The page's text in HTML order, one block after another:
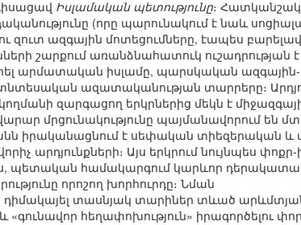
Իսլամական պետությունը։
(որը պարունակում է նաև
ազգային մոտեցումները, էապես
շարքում առանձնահատուկ ուշադրության
արմատական իսլամը, պարսկական ազգային-
ազատականության տարրերը։
զարգացող երկրներից մեկն է
մրցունակությունը պայմանավորում են
իրականացնում է սեփական տիեզերական և
արդյունքների։ Այս երկրում նույնպես փոքր-
պետական համակարգում կարևոր
որոշող խորհուրդը։ Նման
տասնյակ տարիներ տևած
հեղափոխություն» իրագործելու